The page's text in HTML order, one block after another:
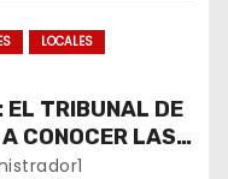
LOCALES
EL TRIBUNAL DE
CONOCER LAS
OFICIAL